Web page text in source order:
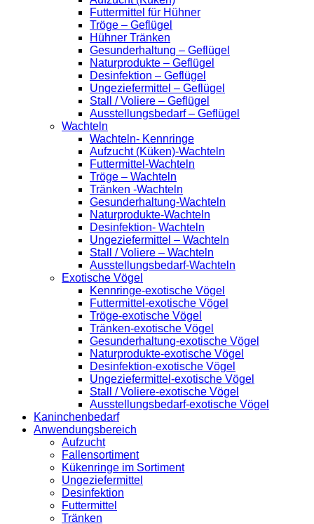
Futtermittel für Hühner
Tröge – Geflügel
Hühner Tränken
Gesunderhaltung – Geflügel
Naturprodukte – Geflügel
Desinfektion – Geflügel
Ungeziefermittel – Geflügel
Stall / Voliere – Geflügel
Ausstellungsbedarf – Geflügel
Wachteln
Wachteln- Kennringe
Aufzucht (Küken)-Wachteln
Futtermittel-Wachteln
Tröge – Wachteln
Tränken -Wachteln
Gesunderhaltung-Wachteln
Naturprodukte-Wachteln
Desinfektion- Wachteln
Ungeziefermittel – Wachteln
Stall / Voliere – Wachteln
Ausstellungsbedarf-Wachteln
Exotische Vögel
Kennringe-exotische Vögel
Futtermittel-exotische Vögel
Tröge-exotische Vögel
Tränken-exotische Vögel
Gesunderhaltung-exotische Vögel
Naturprodukte-exotische Vögel
Desinfektion-exotische Vögel
Ungeziefermittel-exotische Vögel
Stall / Voliere-exotische Vögel
Ausstellungsbedarf-exotische Vögel
Kaninchenbedarf
Anwendungsbereich
Aufzucht
Fallensortiment
Kükenringe im Sortiment
Ungeziefermittel
Desinfektion
Futtermittel
Tränken